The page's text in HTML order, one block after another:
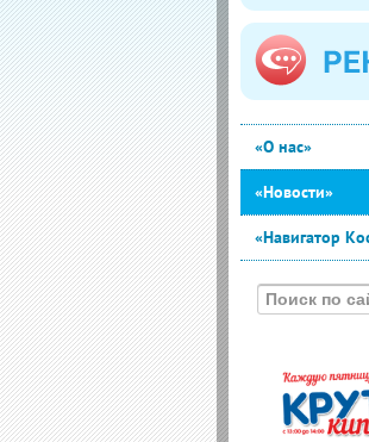
«О нас»
«Новости»
«Навигатор